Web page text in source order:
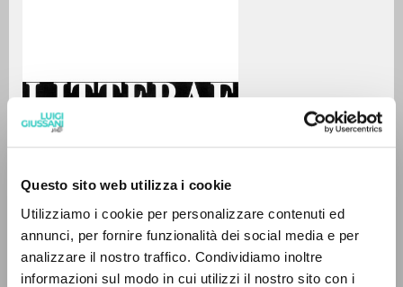
Questo sito web utilizza i cookie
Utilizziamo i cookie per personalizzare contenuti ed
annunci, per fornire funzionalità dei social media e per
analizzare il nostro traffico. Condividiamo inoltre
informazioni sul modo in cui utilizzi il nostro sito con i
0DOCUMENTI TROVATI